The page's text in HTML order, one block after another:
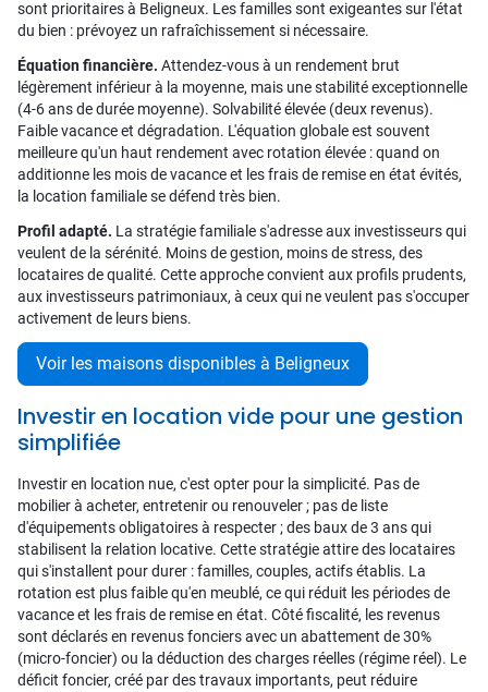
sont prioritaires à Beligneux. Les familles sont exigeantes sur l'état
du bien : prévoyez un rafraîchissement si nécessaire.
Équation financière. Attendez-vous à un rendement brut
légèrement inférieur à la moyenne, mais une stabilité exceptionnelle
(4-6 ans de durée moyenne). Solvabilité élevée (deux revenus).
Faible vacance et dégradation. L'équation globale est souvent
meilleure qu'un haut rendement avec rotation élevée : quand on
additionne les mois de vacance et les frais de remise en état évités,
la location familiale se défend très bien.
Profil adapté. La stratégie familiale s'adresse aux investisseurs qui
veulent de la sérénité. Moins de gestion, moins de stress, des
locataires de qualité. Cette approche convient aux profils prudents,
aux investisseurs patrimoniaux, à ceux qui ne veulent pas s'occuper
activement de leurs biens.
Voir les maisons disponibles à Beligneux
Investir en location vide pour une gestion
simplifiée
Investir en location nue, c'est opter pour la simplicité. Pas de
mobilier à acheter, entretenir ou renouveler ; pas de liste
d'équipements obligatoires à respecter ; des baux de 3 ans qui
stabilisent la relation locative. Cette stratégie attire des locataires
qui s'installent pour durer : familles, couples, actifs établis. La
rotation est plus faible qu'en meublé, ce qui réduit les périodes de
vacance et les frais de remise en état. Côté fiscalité, les revenus
sont déclarés en revenus fonciers avec un abattement de 30%
(micro-foncier) ou la déduction des charges réelles (régime réel). Le
déficit foncier, créé par des travaux importants, peut réduire